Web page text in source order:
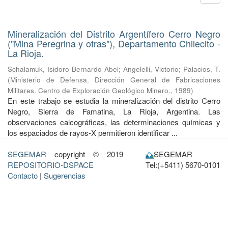
Mineralización del Distrito Argentífero Cerro Negro
("Mina Peregrina y otras"), Departamento Chilecito -
La Rioja.
Schalamuk, Isidoro Bernardo Abel; Angelelli, Victorio; Palacios, T.
(Ministerio de Defensa. Dirección General de Fabricaciones
Militares. Centro de Exploración Geológico Minero., 1989)
En este trabajo se estudia la mineralización del distrito Cerro
Negro, Sierra de Famatina, La Rioja, Argentina. Las
observaciones calcográficas, las determinaciones químicas y
los espaciados de rayos-X permitieron identificar ...
SEGEMAR copyright © 2019
REPOSITORIO-DSPACE
Contacto | Sugerencias
SEGEMAR
Tel:(+5411) 5670-0101